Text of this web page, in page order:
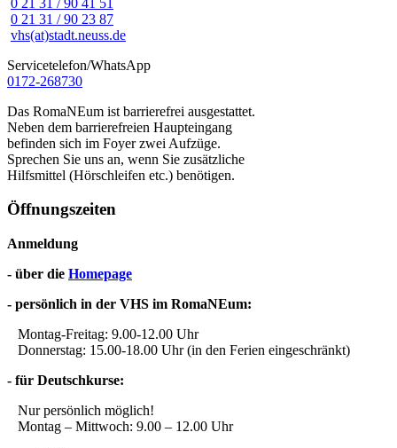
0 21 31 / 90 23 87
vhs(at)stadt.neuss.de
Servicetelefon/WhatsApp
0172-268730
Das RomaNEum ist barrierefrei ausgestattet.
Neben dem barrierefreien Haupteingang
befinden sich im Foyer zwei Aufzüge.
Sprechen Sie uns an, wenn Sie zusätzliche
Hilfsmittel (Hörschleifen etc.) benötigen.
Öffnungszeiten
Anmeldung
- über die Homepage
- persönlich in der VHS im RomaNEum:
Montag-Freitag: 9.00-12.00 Uhr
Donnerstag: 15.00-18.00 Uhr (in den Ferien eingeschränkt)
- für Deutschkurse:
Nur persönlich möglich!
Montag – Mittwoch: 9.00 – 12.00 Uhr